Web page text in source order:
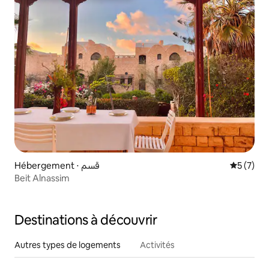
Hébergement ⋅ قسم
5 (7)
Beit Alnassim
Destinations à découvrir
Autres types de logements Activités